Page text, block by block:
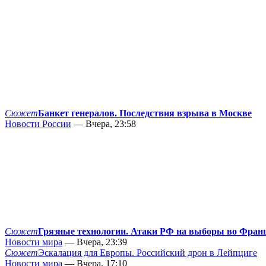
СюжетБанкет генералов. Последствия взрыва в Москве
Новости России — Вчера, 23:58
СюжетГрязные технологии. Атаки РФ на выборы во
Новости мира — Вчера, 23:39
СюжетЭскалация для Европы. Российский дрон в Лейпциге
Новости мира — Вчера, 17:10